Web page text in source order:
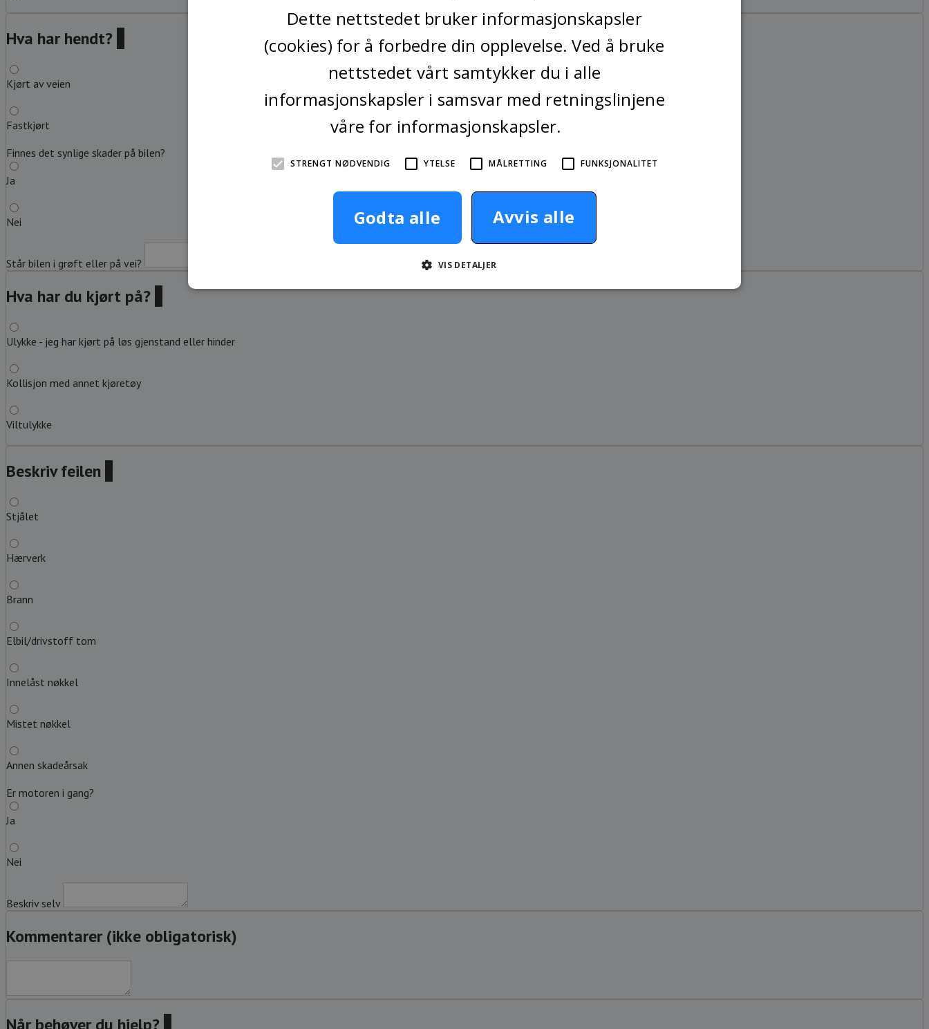
Hva har hendt?
Kjørt av veien
Fastkjørt
Finnes det synlige skader på bilen?
Ja
Nei
Står bilen i grøft eller på vei?
Hva har du kjørt på?
Ulykke - jeg har kjørt på løs gjenstand eller hinder
Kollisjon med annet kjøretøy
Viltulykke
Beskriv feilen
Stjålet
Hærverk
Brann
Elbil/drivstoff tom
Innelåst nøkkel
Mistet nøkkel
Annen skadeårsak
Er motoren i gang?
Ja
Nei
Beskriv selv
Kommentarer (ikke obligatorisk)
Når behøver du hjelp?
Dette nettstedet bruker informasjonskapsler
(cookies) for å forbedre din opplevelse. Ved å bruke
nettstedet vårt samtykker du i alle
informasjonskapsler i samsvar med retningslinjene
våre for informasjonskapsler.
STRENGT NØDVENDIG YTELSE MÅLRETTING FUNKSJONALITET
Godta alle Avvis alle
VIS DETALJER